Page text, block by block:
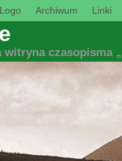
Logo Archiwum Linki
witryna czasopisma